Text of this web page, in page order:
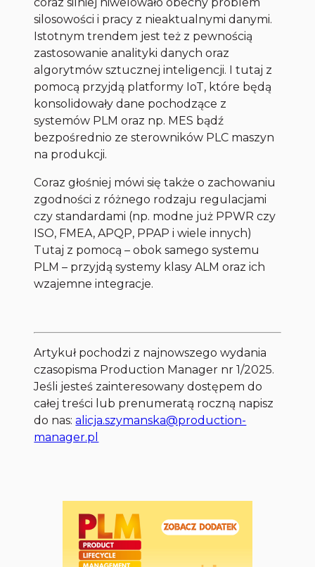
silosowości i pracy z nieaktualnymi danymi.
Istotnym trendem jest też z pewnością
zastosowanie analityki danych oraz
algorytmów sztucznej inteligencji. I tutaj z
pomocą przyjdą platformy IoT, które będą
konsolidowały dane pochodzące z
systemów PLM oraz np. MES bądź
bezpośrednio ze sterowników PLC maszyn
na produkcji.
Coraz głośniej mówi się także o zachowaniu
zgodności z różnego rodzaju regulacjami
czy standardami (np. modne już PPWR czy
ISO, FMEA, APQP, PPAP i wiele innych)
Tutaj z pomocą – obok samego systemu
PLM – przyjdą systemy klasy ALM oraz ich
wzajemne integracje.
Artykuł pochodzi z najnowszego wydania
czasopisma Production Manager nr 1/2025.
Jeśli jesteś zainteresowany dostępem do
całej treści lub prenumeratą roczną napisz
do nas:alicja.szymanska@production-
manager.pl